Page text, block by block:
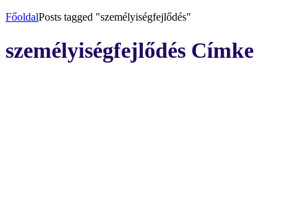
FőoldalPosts tagged "személyiségfejlődés"
személyiségfejlődés Címke